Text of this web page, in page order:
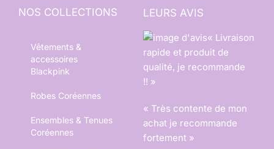
NOS COLLECTIONS
Vêtements &
accessoires
Blackpink
Robes Coréennes
Ensembles & Tenues
Coréennes
LEURS AVIS
« Livraison
rapide et produit de
qualité, je recommande
!! »
« Très contente de mon
achat je recommande
fortement »